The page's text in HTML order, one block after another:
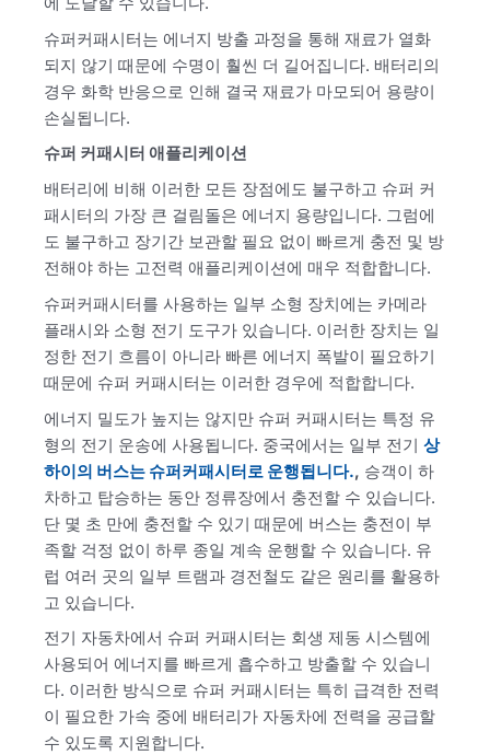
슈퍼커패시터는 에너지 방출 과정을 통해 재료가 열화
되지 않기 때문에 수명이 훨씬 더 길어집니다. 배터리의
경우 화학 반응으로 인해 결국 재료가 마모되어 용량이
손실됩니다.
슈퍼 커패시터 애플리케이션
배터리에 비해 이러한 모든 장점에도 불구하고 슈퍼 커
패시터의 가장 큰 걸림돌은 에너지 용량입니다. 그럼에
도 불구하고 장기간 보관할 필요 없이 빠르게 충전 및 방
전해야 하는 고전력 애플리케이션에 매우 적합합니다.
슈퍼커패시터를 사용하는 일부 소형 장치에는 카메라
플래시와 소형 전기 도구가 있습니다. 이러한 장치는 일
정한 전기 흐름이 아니라 빠른 에너지 폭발이 필요하기
때문에 슈퍼 커패시터는 이러한 경우에 적합합니다.
에너지 밀도가 높지는 않지만 슈퍼 커패시터는 특정 유
형의 전기 운송에 사용됩니다. 중국에서는 일부 전기 상
하이의 버스는 슈퍼커패시터로 운행됩니다., 승객이 하
차하고 탑승하는 동안 정류장에서 충전할 수 있습니다.
단 몇 초 만에 충전할 수 있기 때문에 버스는 충전이 부
족할 걱정 없이 하루 종일 계속 운행할 수 있습니다. 유
럽 여러 곳의 일부 트램과 경전철도 같은 원리를 활용하
고 있습니다.
전기 자동차에서 슈퍼 커패시터는 회생 제동 시스템에
사용되어 에너지를 빠르게 흡수하고 방출할 수 있습니
다. 이러한 방식으로 슈퍼 커패시터는 특히 급격한 전력
이 필요한 가속 중에 배터리가 자동차에 전력을 공급할
수 있도록 지원합니다.